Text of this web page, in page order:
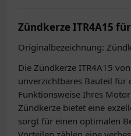
Zündkerze ITR4A15
Originalbezeichnung:
Die Zündkerze ITR4A15
unverzichtbares Bauteil für
Funktionsweise Ihres
Zündkerze bietet eine
sorgt für einen optimalen